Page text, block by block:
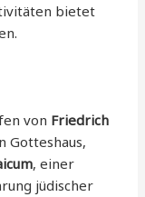
bietet
von Friedrich
Gotteshaus,
, einer
jüdischer